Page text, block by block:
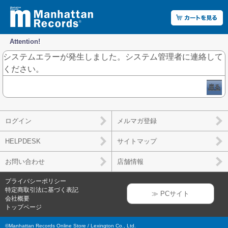
Attention!
システムエラーが発生しました。システム管理者に連絡して
ください。
戻る
ログイン メルマガ登録
HELPDESK サイトマップ
お問い合わせ 店舗情報
プライバシーポリシー
特定商取引法に基づく表記
会社概要
トップページ
≫ PCサイト
©Manhattan Records Online Store / Lexington Co., Ltd.